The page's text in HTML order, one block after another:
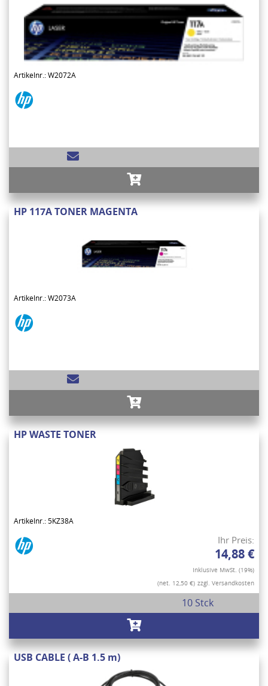
Artikelnr.: W2072A
HP 117A TONER MAGENTA
Artikelnr.: W2073A
HP WASTE TONER
Artikelnr.: 5KZ38A
Ihr Preis:
14,88 €
Inklusive MwSt. (19%)
(net. 12,50 €) zzgl. Versandkosten
10 Stck
USB CABLE ( A-B 1.5 m)